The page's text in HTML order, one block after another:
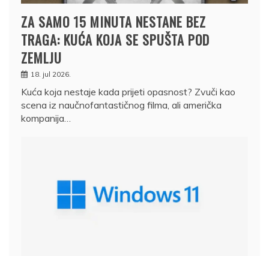
ZA SAMO 15 MINUTA NESTANE BEZ
TRAGA: KUĆA KOJA SE SPUŠTA POD
ZEMLJU
18. jul 2026.
Kuća koja nestaje kada prijeti opasnost? Zvuči kao
scena iz naučnofantastičnog filma, ali američka
kompanija…